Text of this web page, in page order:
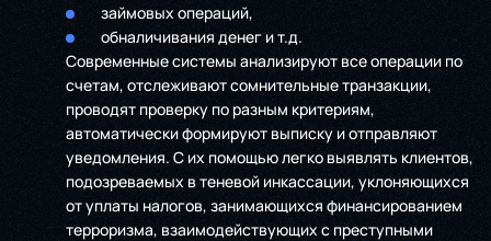
займовых операций,
обналичивания денег и т.д.
Современные системы анализируют все операции по
счетам, отслеживают сомнительные транзакции,
проводят проверку по разным критериям,
автоматически формируют выписку и отправляют
уведомления. С их помощью легко выявлять клиентов,
подозреваемых в теневой инкассации, уклоняющихся
от уплаты налогов, занимающихся финансированием
терроризма, взаимодействующих с преступными